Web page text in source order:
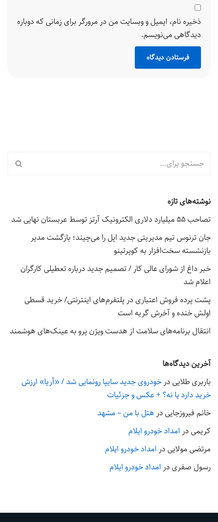
ذخیره نام، ایمیل و وبسایت من در مرورگر برای زمانی که دوباره
دیدگاهی می‌نویسم.
نوشته‌های تازه
تصاحب ۵۵ میلیارد دلاری الکترونیک آرتز توسط عربستان نهایی شد
جان ترنوس تیم مدیریتی جدید اپل را می‌چیند؛ بازگشت مدیر
بازنشسته سخت‌افزار به کوپرتینو
خبر داغ از شورای عالی کار / تصمیم جدید درباره تعطیلی کارگران
اعلام شد
پشت پرده فروش اعتباری در پلتفرم‌های اینترنتی/ خرید قسطی
اولش خنده و آخرش گریه است
انتقال برنامه‌های سلامت از هدست ویژن پرو به عینک‌های هوشمند
آخرین دیدگاه‌ها
باربری طلایی در خودروی جدید سایپا رونمایی شد / «آریا» ارزش
خرید دارد یا نه؟ + عکس و جزئیات
خانم فیروزجایی در هتل با من – مشهد
کریمی در امداد خودرو ایلام
مرتضی مولایی در امداد خودرو ایلام
رسول صفری در امداد خودرو ایلام